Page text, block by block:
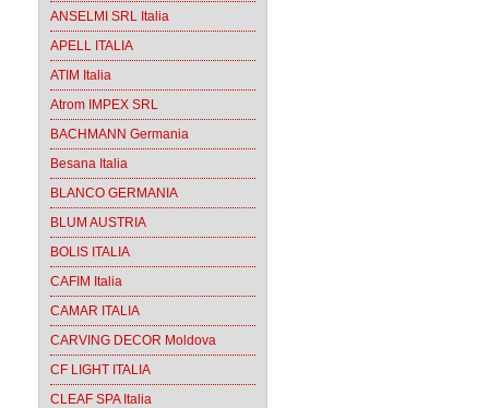
ANSELMI SRL Italia
APELL ITALIA
ATIM Italia
Atrom IMPEX SRL
BACHMANN Germania
Besana Italia
BLANCO GERMANIA
BLUM AUSTRIA
BOLIS ITALIA
CAFIM Italia
CAMAR ITALIA
CARVING DECOR Moldova
CF LIGHT ITALIA
CLEAF SPA Italia